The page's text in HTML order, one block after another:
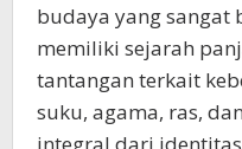
budaya yang sangat
memiliki sejarah
tantangan terkait
suku, agama, ras,